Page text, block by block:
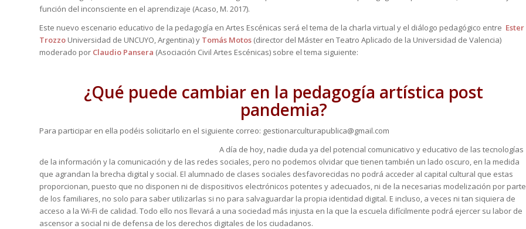
función del inconsciente en el aprendizaje (Acaso, M. 2017).
Este nuevo escenario educativo de la pedagogía en Artes Escénicas será el tema de la charla virtual y el diálogo pedagógico entre Ester
Trozzo Universidad de UNCUYO, Argentina) y Tomás Motos (director del Máster en Teatro Aplicado de la Universidad de Valencia)
moderado por Claudio Pansera (Asociación Civil Artes Escénicas) sobre el tema siguiente:
¿Qué puede cambiar en la pedagogía artística post
pandemia?
Para participar en ella podéis solicitarlo en el siguiente correo: gestionarculturapublica@gmail.com
A día de hoy, nadie duda ya del potencial comunicativo y educativo de las tecnologías
de la información y la comunicación y de las redes sociales, pero no podemos olvidar que tienen también un lado oscuro, en la medida
que agrandan la brecha digital y social. El alumnado de clases sociales desfavorecidas no podrá acceder al capital cultural que estas
proporcionan, puesto que no disponen ni de dispositivos electrónicos potentes y adecuados, ni de la necesarias modelización por parte
de los familiares, no solo para saber utilizarlas si no para salvaguardar la propia identidad digital. E incluso, a veces ni tan siquiera de
acceso a la Wi-Fi de calidad. Todo ello nos llevará a una sociedad más injusta en la que la escuela difícilmente podrá ejercer su labor de
ascensor a social ni de defensa de los derechos digitales de los ciudadanos.